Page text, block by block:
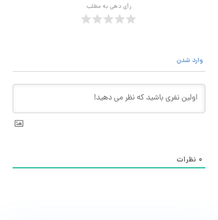
رأی دهی به مطلب
وارد شدن
۰ نظرات